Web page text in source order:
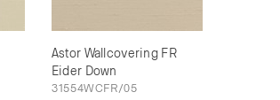
Astor Wallcovering FR
Eider Down
31554WCFR/05